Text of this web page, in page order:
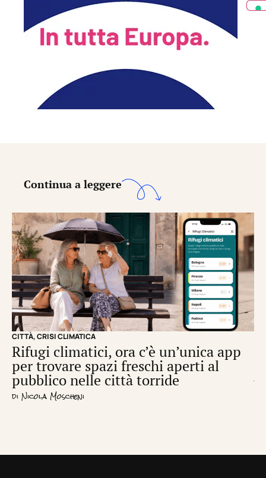
Continua a leggere
CITTÀ,CRISI CLIMATICA
Rifugi climatici, ora c’è un’unica app
per trovare spazi freschi aperti al
pubblico nelle città torride
di Nicola Moscheni